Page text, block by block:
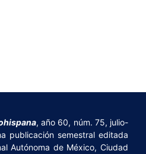
, año 60, núm. 75, julio-
publicación semestral editada
Autónoma de México, Ciudad